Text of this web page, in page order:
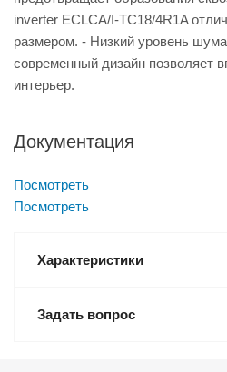
inverter ECLCA/I-TC18/4R1A
размером. - Низкий уровень
современный дизайн позволяет
интерьер.
Документация
Посмотреть
Посмотреть
Характеристики
Задать вопрос